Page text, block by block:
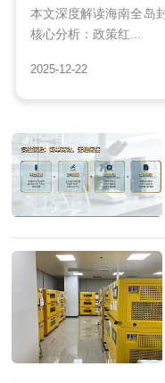
本文深度解读海南全岛
核心分析：政策红...
2025-12-22